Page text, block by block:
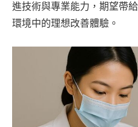
進技術與專業能力，期望帶
環境中的理想改善體驗。